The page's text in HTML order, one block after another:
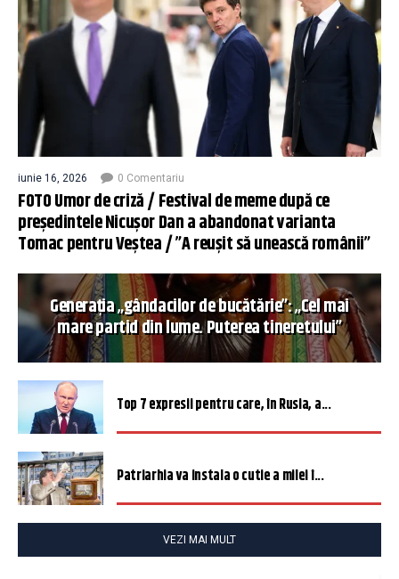
iunie 16, 2026 0 Comentariu
FOTO Umor de criză / Festival de meme după ce
președintele Nicușor Dan a abandonat varianta
Tomac pentru Veștea / ”A reușit să unească românii”
Generația „gândacilor de bucătărie”: „Cel mai
mare partid din lume. Puterea tineretului”
Top 7 expresii pentru care, în Rusia, a...
Patriarhia va instala o cutie a milei î...
VEZI MAI MULT